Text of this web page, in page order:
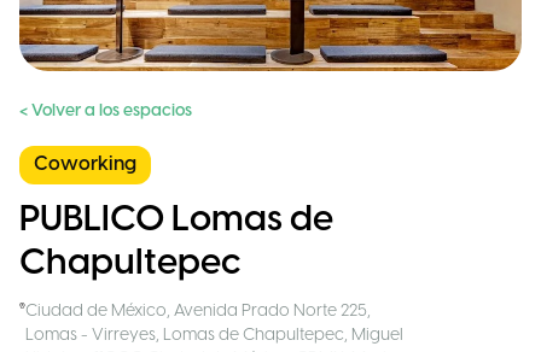
< Volver a los espacios
Coworking
PUBLICO Lomas de
Chapultepec
Ciudad de México,Avenida Prado Norte 225,
Lomas - Virreyes, Lomas de Chapultepec, Miguel